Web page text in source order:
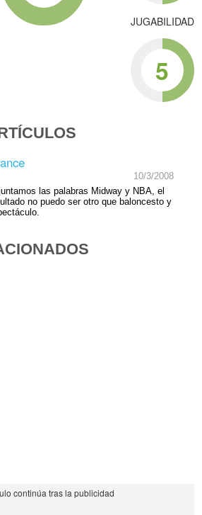
JUGABILIDAD
5
10/3/2008
las palabras Midway y NBA, el
no puedo ser otro que baloncesto y